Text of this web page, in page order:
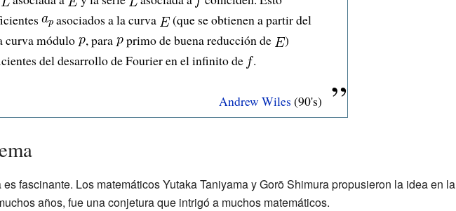
asociados a la curva
(que se obtienen a partir del
curva módulo
, para primo de buena reducción de
)
del desarrollo de Fourier en el infinito de .
Andrew Wiles (90's)
fascinante. Los matemáticos Yutaka Taniyama y Gorō Shimura propusieron la idea en la
años, fue una conjetura que intrigó a muchos matemáticos.